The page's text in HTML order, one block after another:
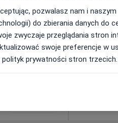
200 zł
pozwalasz nam i
do zbierania danych do
zwyczaje przeglądania stron
swoje preferencje w
polityk prywatności stron